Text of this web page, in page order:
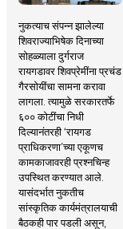
नुकत्याच संपन्न झालेल्या
शिवराज्याभिषेक दिनाच्या
सोहळ्याला दुर्गराज
रायगडावर शिवप्रेमींना प्रचंड
गैरसोयींचा सामना करावा
लागला. त्यामुळे सरकारतर्फे
६०० कोटींचा निधी
दिल्यानंतरही ‘रायगड
प्राधिकरणा’च्या एकूणच
कामकाजावरही प्रश्नचिन्ह
उपस्थित करण्यात आले.
यासंदर्भात नुकतीच
सांस्कृतिक कार्यमंत्रालयाची
बैठकही पार पडली असून,